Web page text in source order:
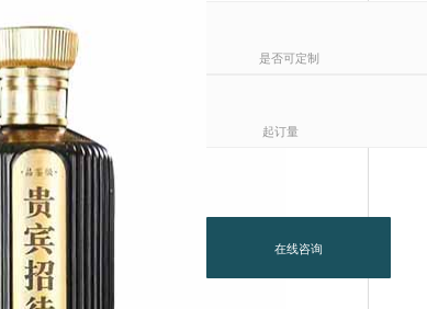
是否可定制
起订量
在线咨询